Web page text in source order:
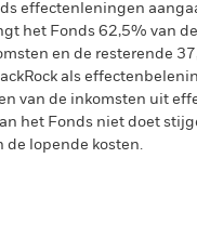
effectenleningen
het Fonds 62,5% van
en de resterende
als
van de inkomsten uit
het Fonds niet doet
de lopende kosten.